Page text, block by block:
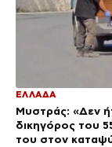
ΕΛΛΑΔΑ
Μυστράς: «Δεν
δικηγόρος του
του στον